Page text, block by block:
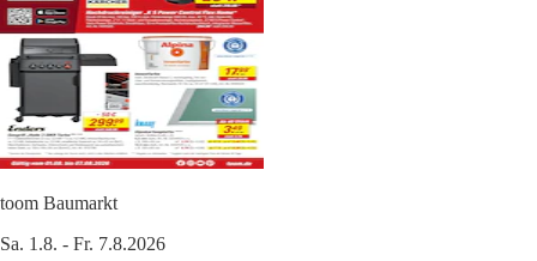
toom Baumarkt
Sa. 1.8. - Fr. 7.8.2026